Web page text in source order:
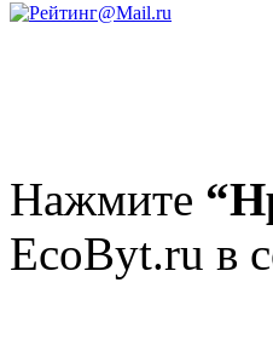
Нажмите
EcoByt.ru в